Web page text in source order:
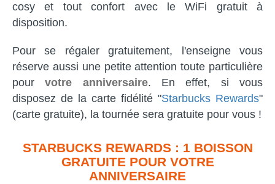
cosy et tout confort avec le WiFi gratuit à
disposition.
Pour se régaler gratuitement, l'enseigne vous
réserve aussi une petite attention toute particulière
pourvotre anniversaire. En effet, si vous
disposez de la carte fidélité "Starbucks Rewards"
(carte gratuite), la tournée sera gratuite pour vous !
STARBUCKS REWARDS : 1 BOISSON
GRATUITE POUR VOTRE
ANNIVERSAIRE